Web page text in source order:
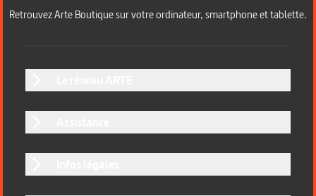
Retrouvez Arte Boutique sur votre ordinateur, smartphone et tablette.